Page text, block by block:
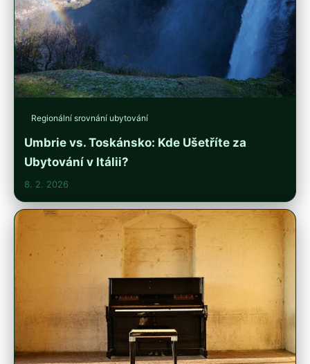
Regionální srovnání ubytování
Umbrie vs. Toskánsko: Kde Ušetříte za
Ubytování v Itálii?
8. 2. 2026